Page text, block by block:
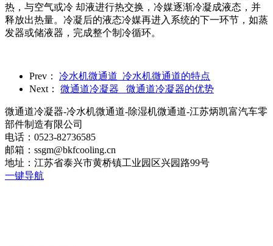
热，与空气或冷 却液进行热交换，冷媒逐渐冷凝成液态，并
释放出热量。冷凝后的液态冷媒再进入系统的下一环节，如蒸
发器或储液器，完成整个制冷循环。
Prev：
冷水机微通道_冷水机微通道的特点
Next：
微通道冷凝器_ 微通道冷凝器的优势
微通道冷凝器-冷水机微通道-除湿机微通道-江苏炳凯富汽车零
部件制造有限公司
电话：0523-82736585
邮箱：ssgm@bkfcooling.cn
地址：江苏省泰兴市黄桥镇工业园区兴园路99号
一键导航